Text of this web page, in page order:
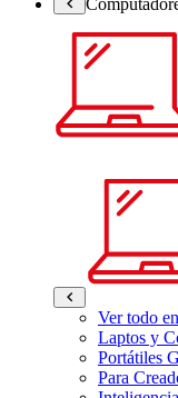
Ver todo
Laptos y
Portátiles
Para